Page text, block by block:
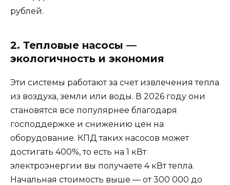
рублей.
2. Тепловые насосы —
экологичность и экономия
Эти системы работают за счет извлечения тепла
из воздуха, земли или воды. В 2026 году они
становятся все популярнее благодаря
господдержке и снижению цен на
оборудование. КПД таких насосов может
достигать 400%, то есть на 1 кВт
электроэнергии вы получаете 4 кВт тепла.
Начальная стоимость выше — от 300 000 до